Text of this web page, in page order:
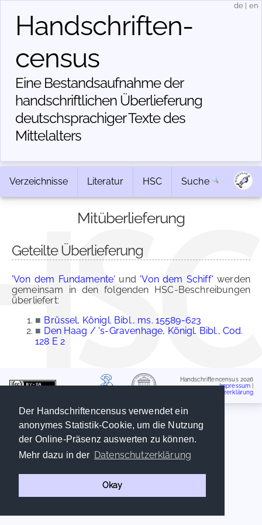
Der Handschriftencensus verwendet ein
anonymes Statistik-Cookie, um die Nutzung
der Online-Präsenz auswerten zu können.
Mehr dazu in der Datenschutzerklärung
Okay
Handschriften­
census
Eine Bestandsaufnahme der
handschriftlichen Über­lieferung
deutschsprachiger Texte des
Mittelalters
de en
Verzeichnisse Literatur HSC Suche
Mitüberlieferung
Geteilte Überlieferung
'Von dem Fundamente' und 'Von dem Schiff' werden
gemeinsam in den folgenden HSC-Beschreibungen
überliefert:
■ Brüssel, Königl. Bibl., ms. 15589-623
■ Den Haag / 's-Gravenhage, Königl. Bibl., Cod.
128 E 2
Handschriftencensus 2026
Impressum
Datenschutzerklärung